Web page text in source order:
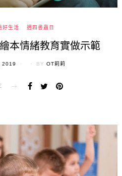
好生活 週四書蟲日
本情緒教育實做示範
2019 BY OT莉莉